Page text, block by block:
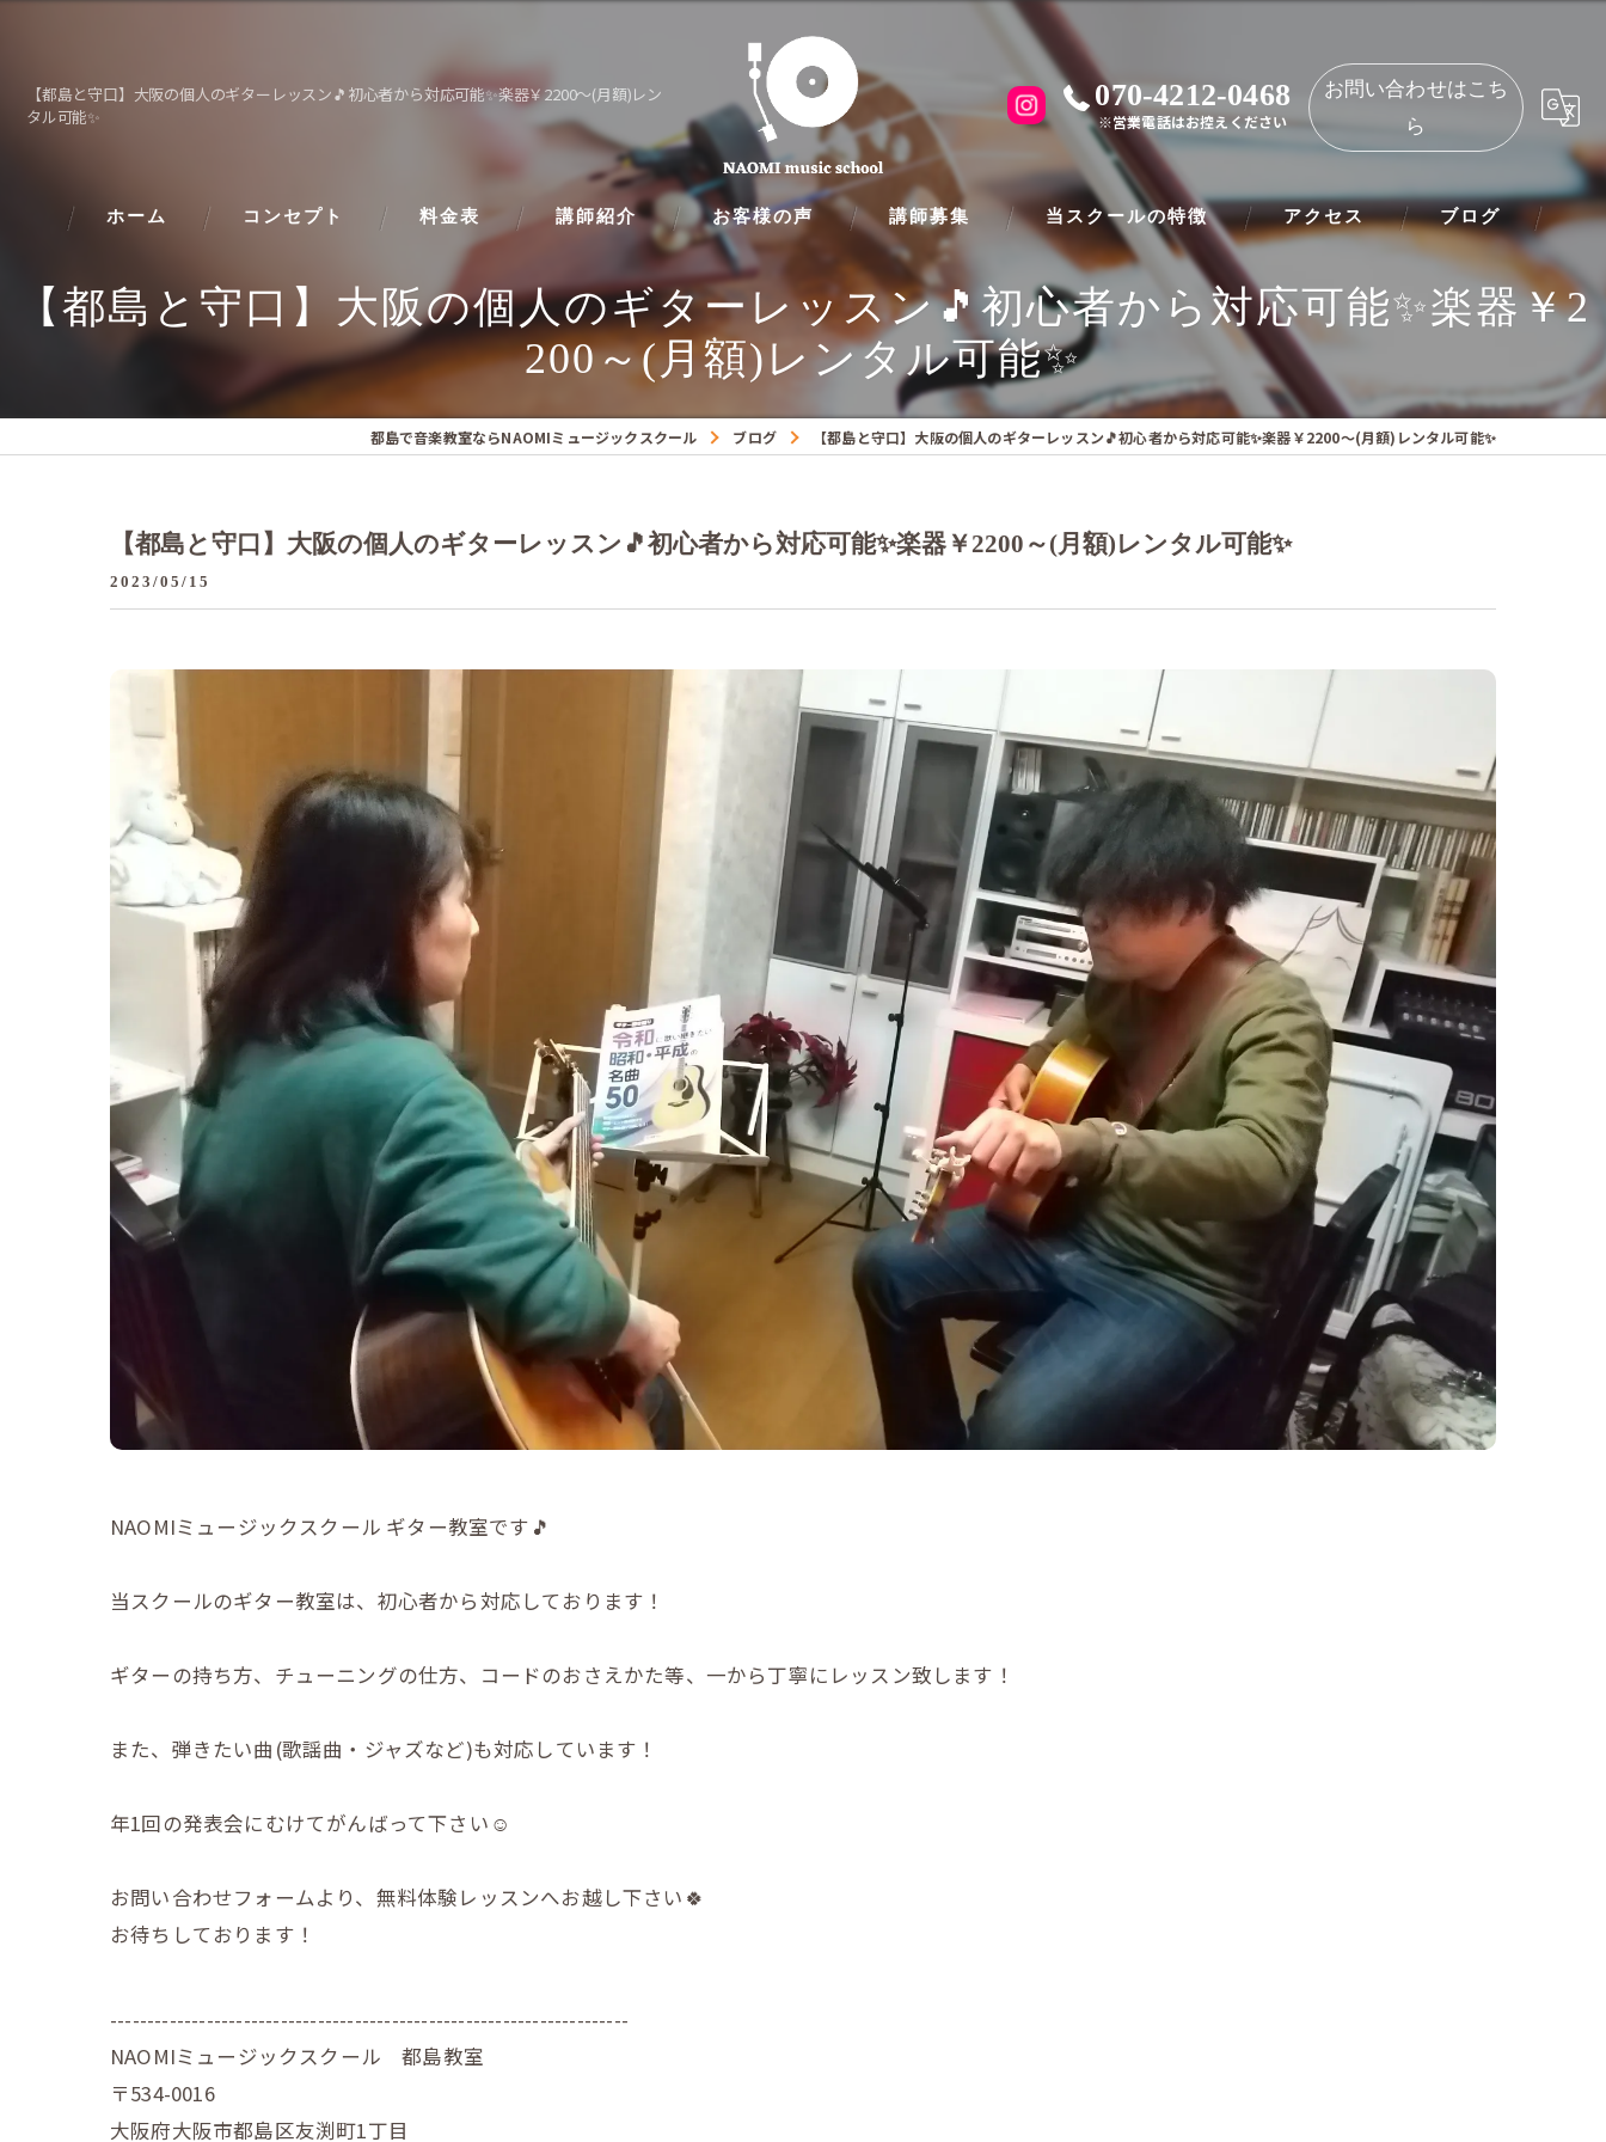
【都島と守口】大阪の個人のギターレッスン🎵初心者から対応可能✨楽器￥2200～(月額)レン
タル可能✨
070-4212-0468
※営業電話はお控えください
お問い合わせはこち
ら
ホーム コンセプト 料金表 講師紹介 お客様の声 講師募集 当スクールの特徴
ピアノ
フルート
クラリネット
アクセス
NAOMIミュージックスクール 都島教室
NAOMIミュージックスクール 守口教室
ブログ
【都島と守口】大阪の個人のギターレッスン🎵初心者から対応可能✨楽器￥2
200～(月額)レンタル可能✨
都島で音楽教室ならNAOMIミュージックスクール ブログ 【都島と守口】大阪の個人のギターレッスン🎵初心者から対応可能✨楽器￥2200～(月額)レンタル可能✨
【都島と守口】大阪の個人のギターレッスン🎵初心者から対応可能✨楽器￥2200～(月額)レンタル可能✨
2023/05/15
NAOMIミュージックスクール ギター教室です🎵
当スクールのギター教室は、初心者から対応しております！
ギターの持ち方、チューニングの仕方、コードのおさえかた等、一から丁寧にレッスン致します！
また、弾きたい曲(歌謡曲・ジャズなど)も対応しています！
年1回の発表会にむけてがんばって下さい☺️
お問い合わせフォームより、無料体験レッスンへお越し下さい🍀
お待ちしております！
----------------------------------------------------------------------
NAOMIミュージックスクール 都島教室
〒534-0016
大阪府大阪市都島区友渕町1丁目